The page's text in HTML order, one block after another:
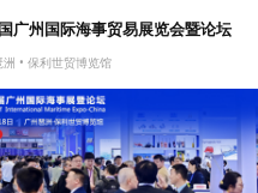
广州国际海事贸易展览会暨论坛
• 保利世贸博览馆